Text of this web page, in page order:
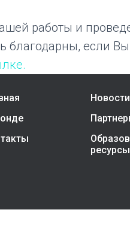
работы и
если Вы
Новости
ресурсы